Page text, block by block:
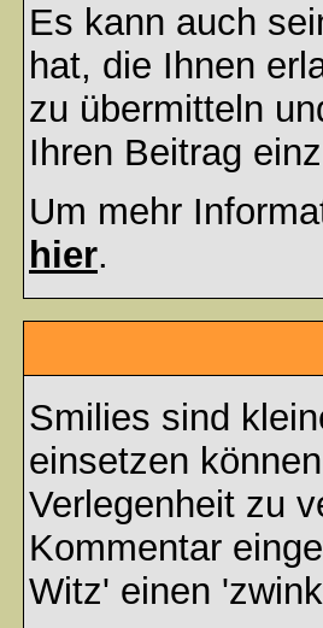
Es kann auch
hat, die Ihnen
zu übermitteln
Ihren Beitrag
Um mehr
hier.
Smilies sind
einsetzen
Verlegenheit zu
Kommentar
Witz' einen